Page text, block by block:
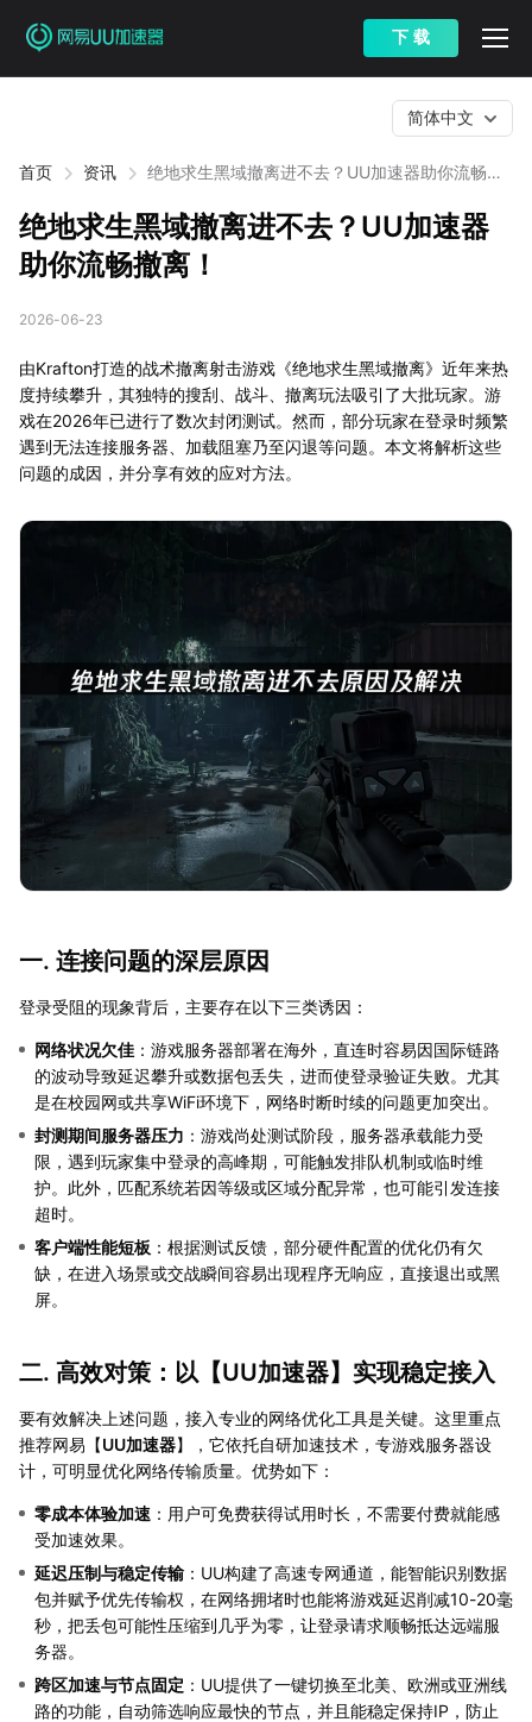
下 载
首页 资讯
绝地求生黑域撤离进不去？UU加速器助你流畅撤
简体中文
绝地求生黑域撤离进不去？UU加速器
助你流畅撤离！
2026-06-23
由Krafton打造的战术撤离射击游戏《绝地求生黑域撤离》近年来热
度持续攀升，其独特的搜刮、战斗、撤离玩法吸引了大批玩家。游
戏在2026年已进行了数次封闭测试。然而，部分玩家在登录时频繁
遇到无法连接服务器、加载阻塞乃至闪退等问题。本文将解析这些
问题的成因，并分享有效的应对方法。
一. 连接问题的深层原因
登录受阻的现象背后，主要存在以下三类诱因：
网络状况欠佳 ：游戏服务器部署在海外，直连时容易因国际链路
的波动导致延迟攀升或数据包丢失，进而使登录验证失败。尤其
是在校园网或共享WiFi环境下，网络时断时续的问题更加突出。
封测期间服务器压力 ：游戏尚处测试阶段，服务器承载能力受
限，遇到玩家集中登录的高峰期，可能触发排队机制或临时维
护。此外，匹配系统若因等级或区域分配异常，也可能引发连接
超时。
客户端性能短板 ：根据测试反馈，部分硬件配置的优化仍有欠
缺，在进入场景或交战瞬间容易出现程序无响应，直接退出或黑
屏。
二. 高效对策：以【UU加速器】实现稳定接入
要有效解决上述问题，接入专业的网络优化工具是关键。这里重点
推荐网易【UU加速器】，它依托自研加速技术，专游戏服务器设
计，可明显优化网络传输质量。优势如下：
零成本体验加速 ：用户可免费获得试用时长，不需要付费就能感
受加速效果。
延迟压制与稳定传输 ：UU构建了高速专网通道，能智能识别数据
包并赋予优先传输权，在网络拥堵时也能将游戏延迟削减10-20毫
秒，把丢包可能性压缩到几乎为零，让登录请求顺畅抵达远端服
务器。
跨区加速与节点固定 ：UU提供了一键切换至北美、欧洲或亚洲线
路的功能，自动筛选响应最快的节点，并且能稳定保持IP，防止